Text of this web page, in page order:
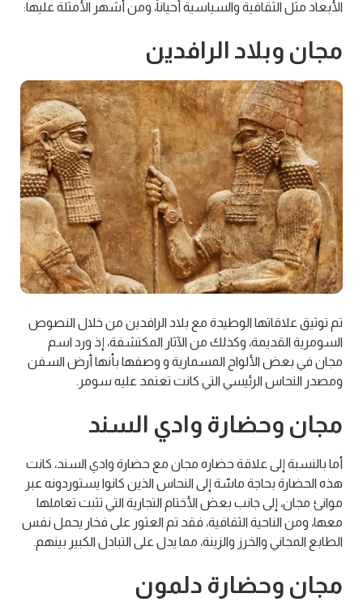
الأبعاد مثل الثقافية والسياسية أحياناً، ومن أشهر الأمثلة عليها:
مجان وبلاد الرافدين
تم توثيق علاقاتها الوطيدة مع بلاد الرافدين من خلال النصوص
السومرية القديمة، وكذلك من الآثار المكتشفة، إذ ورد اسم
مجان في بعض الألواح المسمارية و وصفها بأنها أرض السفن
ومصدر النحاس الرئيسي التي كانت تعتمد عليه سومر.
مجان وحضارة وادي السند
أما بالنسبة إلى علاقة حضاره مجان مع حضارة وادي السند، كانت
هذه الحضارة بحاجة ماسّة إلى النحاس الذين كانوا يستوردونه عبر
موانئ مجان، إلى جانب بعض الأختام التجارية التي تثبت تعاملها
معها، ومن الناحية الثقافية، فقد تم العثور على فخار يحمل نفس
الطابع المجاني والخرز والزينة، مما يدل على التبادل الكبير بينهم.
مجان وحضارة دلمون